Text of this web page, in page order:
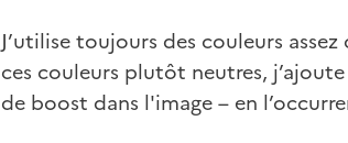
J’utilise toujours des couleurs
ces couleurs plutôt neutres,
de boost dans l'image – en